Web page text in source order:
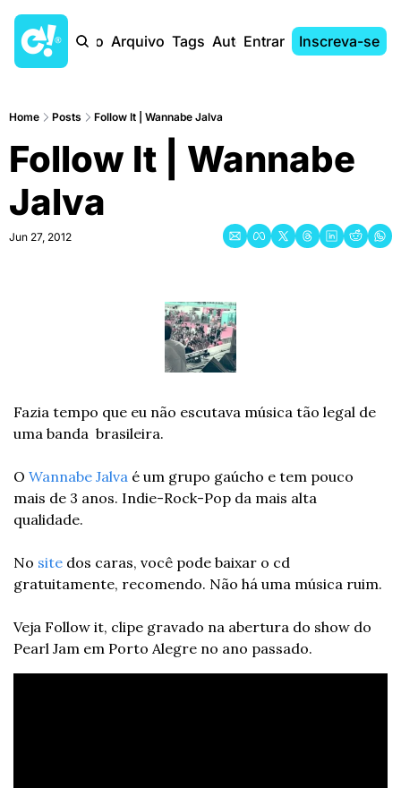
Início Arquivo Tags AutoresEntrar Inscreva-se
Home Posts Follow It | Wannabe Jalva
Follow It | Wannabe
Jalva
Jun 27, 2012
Fazia tempo que eu não escutava música tão legal de
uma banda  brasileira.
O Wannabe Jalva é um grupo gaúcho e tem pouco
mais de 3 anos. Indie-Rock-Pop da mais alta
qualidade.
No site dos caras, você pode baixar o cd
gratuitamente, recomendo. Não há uma música ruim.
Veja Follow it, clipe gravado na abertura do show do
Pearl Jam em Porto Alegre no ano passado.